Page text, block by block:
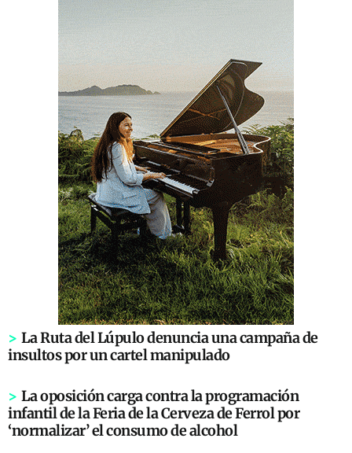
> La Ruta del Lúpulo denuncia una campaña de
insultos por un cartel manipulado
> La oposición carga contra la programación
infantil de la Feria de la Cerveza de Ferrol por
‘normalizar’ el consumo de alcohol